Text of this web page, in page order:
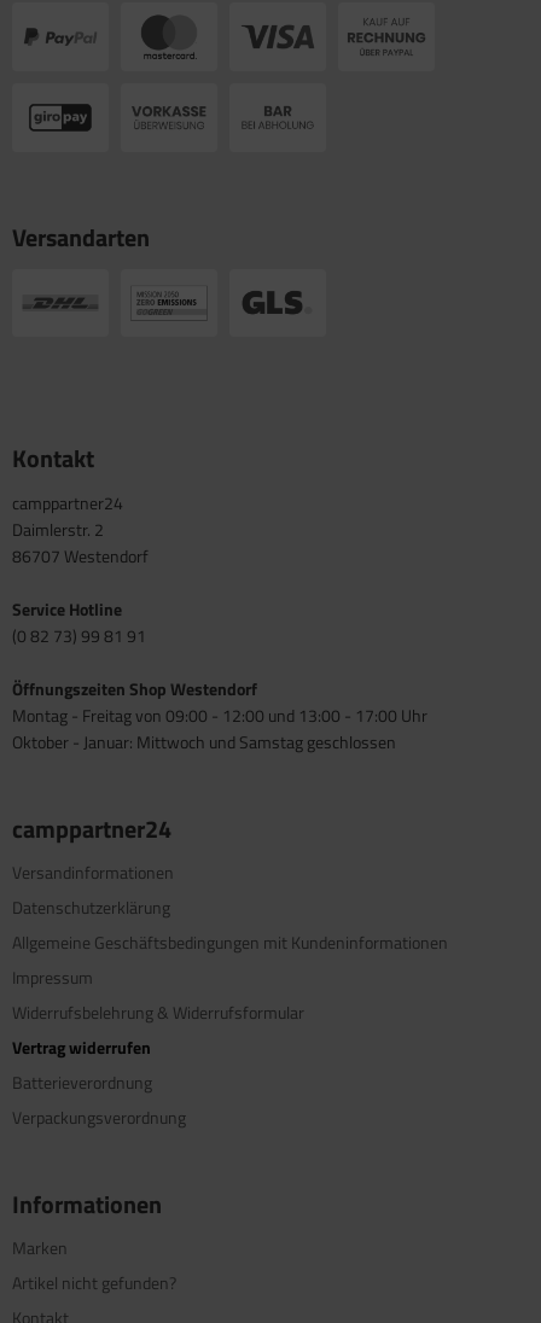
Versandarten
Kontakt
camppartner24
Daimlerstr. 2
86707 Westendorf
Service Hotline
(0 82 73) 99 81 91
Öffnungszeiten Shop Westendorf
Montag - Freitag von 09:00 - 12:00 und 13:00 - 17:00 Uhr
Oktober - Januar: Mittwoch und Samstag geschlossen
camppartner24
Versandinformationen
Datenschutzerklärung
Allgemeine Geschäftsbedingungen mit Kundeninformationen
Impressum
Widerrufsbelehrung & Widerrufsformular
Vertrag widerrufen
Batterieverordnung
Verpackungsverordnung
Informationen
Marken
Artikel nicht gefunden?
Kontakt